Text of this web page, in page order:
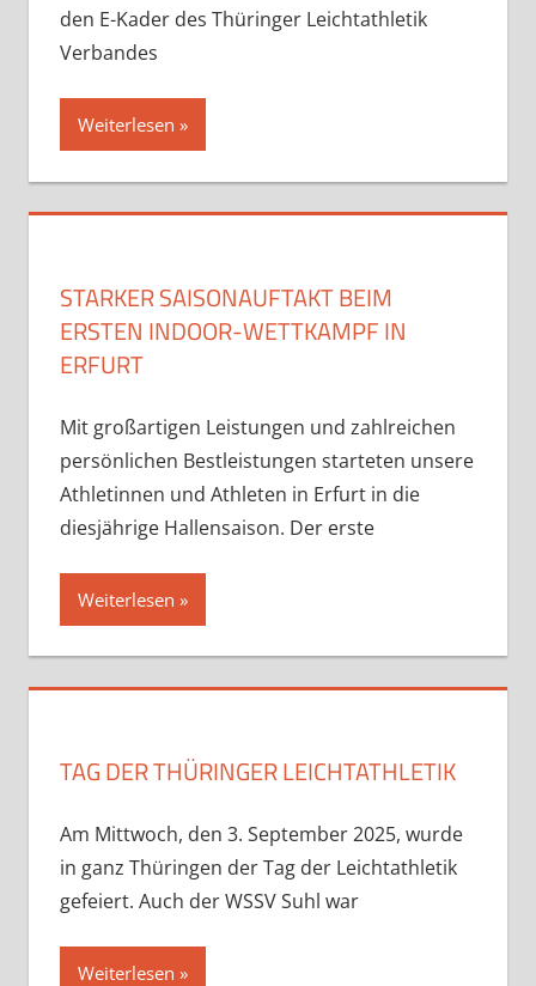
den E-Kader des Thüringer Leichtathletik
Verbandes
Weiterlesen
STARKER SAISONAUFTAKT BEIM
ERSTEN INDOOR-WETTKAMPF IN
ERFURT
Mit großartigen Leistungen und zahlreichen
persönlichen Bestleistungen starteten unsere
Athletinnen und Athleten in Erfurt in die
diesjährige Hallensaison. Der erste
Weiterlesen
TAG DER THÜRINGER LEICHTATHLETIK
Am Mittwoch, den 3. September 2025, wurde
in ganz Thüringen der Tag der Leichtathletik
gefeiert. Auch der WSSV Suhl war
Weiterlesen